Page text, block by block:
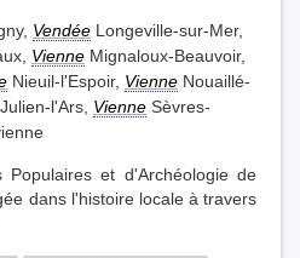
Vendée Longeville-sur-Mer,
Vienne Mignaloux-Beauvoir,
Nieuil-l'Espoir, Vienne Nouaillé-
l'Ars, Vienne Sèvres-
Populaires et d'Archéologie de
dans l'histoire locale à travers